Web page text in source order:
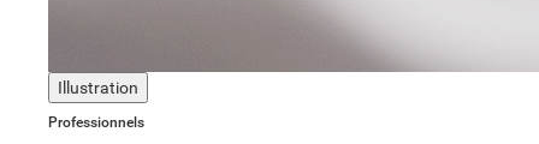
Illustration
Professionnels